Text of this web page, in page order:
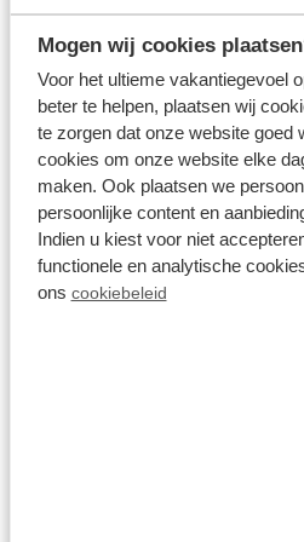
Mogen wij cookies
Voor het ultieme vakantiegevoel
beter te helpen, plaatsen wij
te zorgen dat onze website goed
cookies om onze website elke
maken. Ook plaatsen we
persoonlijke content en
Indien u kiest voor niet
functionele en analytische
ons cookiebeleid
Einrichtungen
Sauberkeit
Personal
Essen und Trinken